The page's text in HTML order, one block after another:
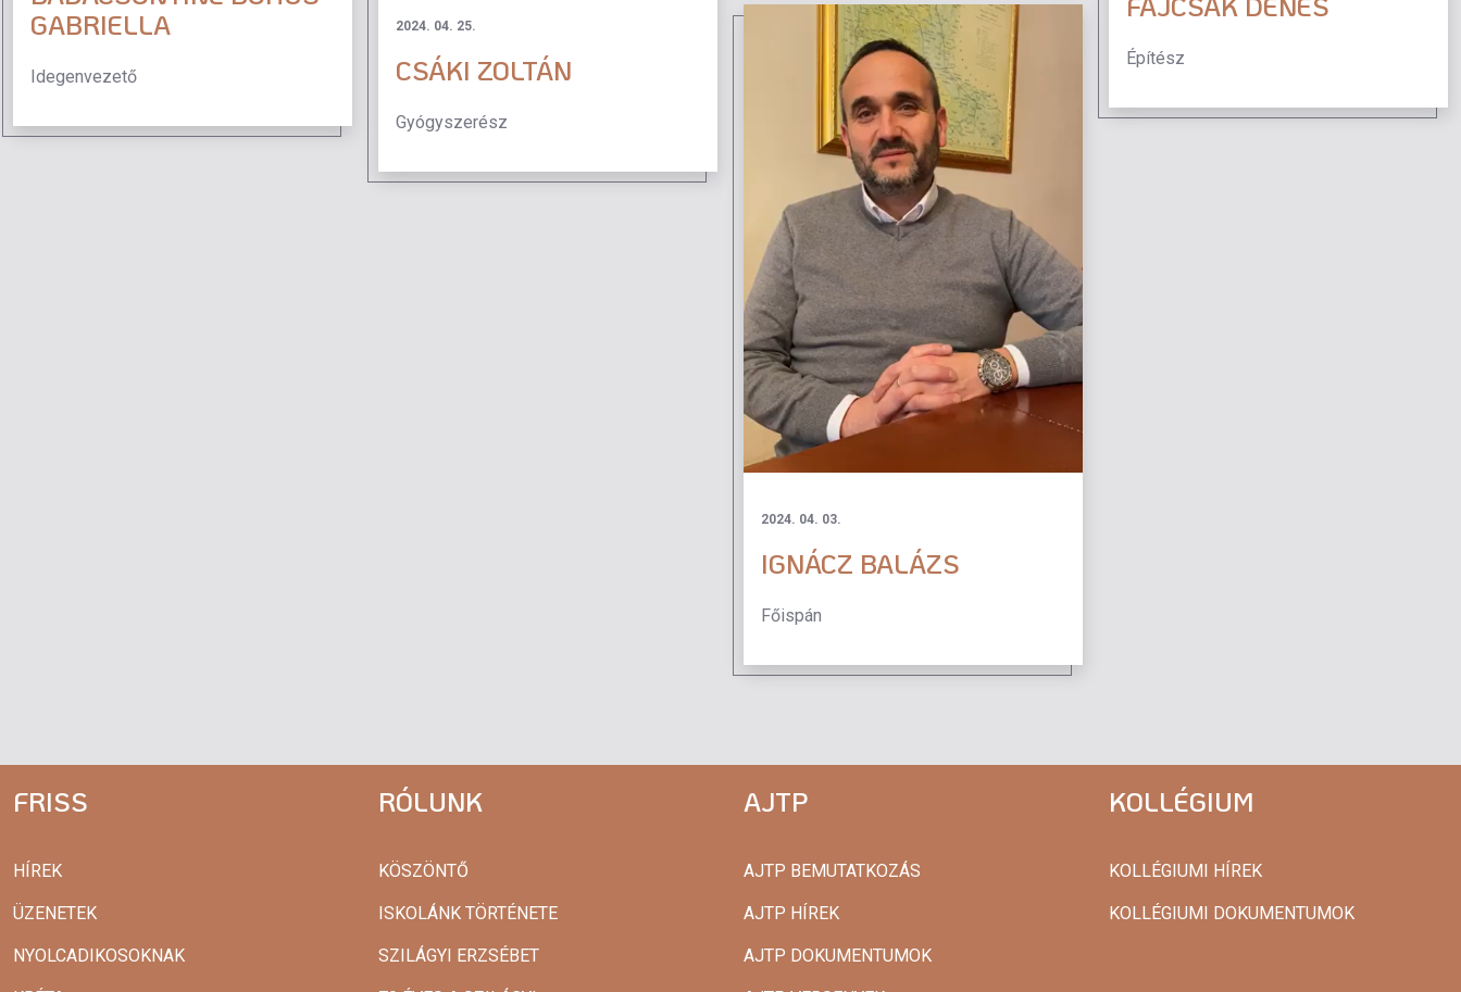
Építész
GABRIELLA
Idegenvezető
2024. 04. 25.
CSÁKI ZOLTÁN
Gyógyszerész
2024. 04. 03.
IGNÁCZ BALÁZS
Főispán
FRISS
HÍREK
ÜZENETEK
NYOLCADIKOSOKNAK
RÓLUNK
KÖSZÖNTŐ
ISKOLÁNK TÖRTÉNETE
SZILÁGYI ERZSÉBET
AJTP
AJTP BEMUTATKOZÁS
AJTP HÍREK
AJTP DOKUMENTUMOK
KOLLÉGIUM
KOLLÉGIUMI HÍREK
KOLLÉGIUMI DOKUMENTUMOK